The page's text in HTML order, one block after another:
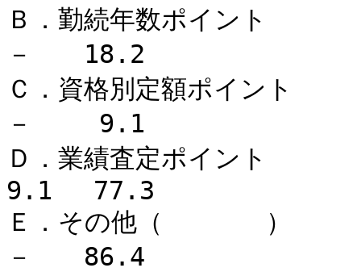
Ｂ．勤続年数ポイ
－ 18.2
Ｃ．資格別定額ポ
－ 9.1
Ｄ．業績査定ポ
9.1 77.3
Ｅ．その他（
－ 86.4